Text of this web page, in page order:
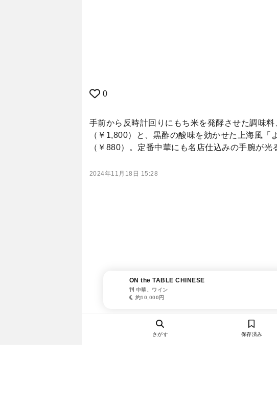
0
手前から反時計回りにもち米を発酵させた調味
（￥1,800）と、黒酢の酸味を効かせた上海風
（￥880）。定番中華にも名店仕込みの手腕が光
2024年11月18日 15:28
ON the TABLE CHINESE
中華、ワイン
約10,000円
さがす 保存済み